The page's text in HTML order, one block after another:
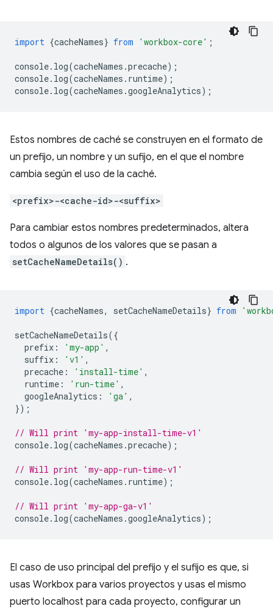
import {cacheNames} from 'workbox-core' ;
console. log(cacheNames .precache);
console. log(cacheNames . runtime);
console. log(cacheNames .googleAnalytics);
Estos nombres de caché se construyen en el formato de
un prefijo, un nombre y un sufijo, en el que el nombre
cambia según el uso de la caché.
<prefix>-<cache-id>-<suffix>
Para cambiar estos nombres predeterminados, altera
todos o algunos de los valores que se pasan a
setCacheNameDetails() .
import {cacheNames, setCacheNameDetails} from
setCacheNameDetails({
prefix : 'my-app' ,
suffix : 'v1' ,
precache : 'install-time' ,
runtime : 'run-time' ,
googleAnalytics : 'ga' ,
});
// Will print 'my-app-install-time-v1'
console. log(cacheNames .precache);
// Will print 'my-app-run-time-v1'
console. log(cacheNames . runtime);
// Will print 'my-app-ga-v1'
console. log(cacheNames .googleAnalytics);
El caso de uso principal del prefijo y el sufijo es que, si
usas Workbox para varios proyectos y usas el mismo
puerto localhost para cada proyecto, configurar un